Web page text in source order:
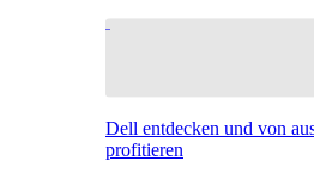
Dell entdecken und von
profitieren